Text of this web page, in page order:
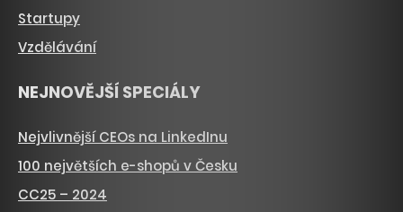
Startupy
Vzdělávání
NEJNOVĚJŠÍ SPECIÁLY
Nejvlivnější CEOs na LinkedInu
100 největších e-shopů v Česku
CC25 – 2024